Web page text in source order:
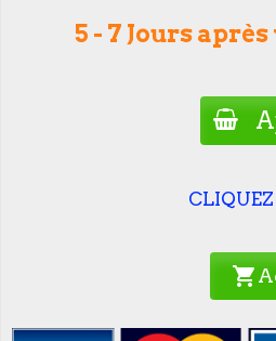
5 - 7 Jours
shopping_cart